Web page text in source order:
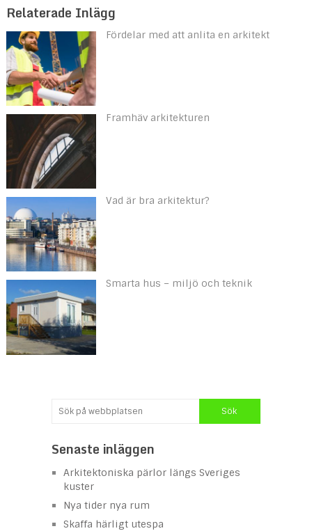
Relaterade Inlägg
Fördelar med att anlita en arkitekt
Framhäv arkitekturen
Vad är bra arkitektur?
Smarta hus – miljö och teknik
Senaste inläggen
Arkitektoniska pärlor längs Sveriges
kuster
Nya tider nya rum
Skaffa härligt utespa